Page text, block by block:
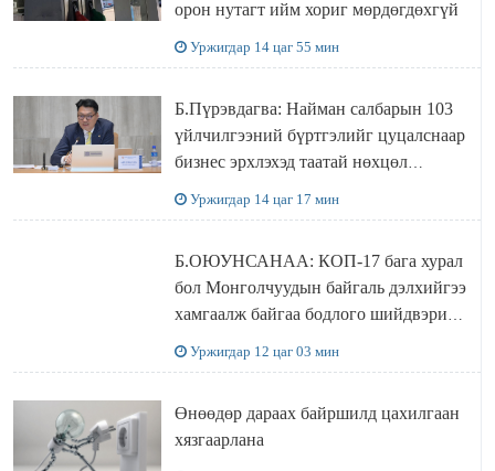
орон нутагт ийм хориг мөрдөгдөхгүй
Уржигдар 14 цаг 55 мин
Б.Пүрэвдагва: Найман салбарын 103
үйлчилгээний бүртгэлийг цуцалснаар
бизнес эрхлэхэд таатай нөхцөл
Уржигдар 14 цаг 17 мин
Б.ОЮУНСАНАА: КОП-17 бага хурал
бол Монголчуудын байгаль дэлхийгээ
хамгаалж байгаа бодлого шийдвэрийг
Уржигдар 12 цаг 03 мин
Өнөөдөр дараах байршилд цахилгаан
хязгаарлана